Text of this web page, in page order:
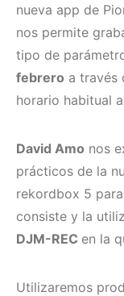
nueva app de
nos permite
tipo de
febrero a través
horario habitual
David Amo nos
prácticos de la
rekordbox 5
consiste y la
DJM-REC en la
Utilizaremos